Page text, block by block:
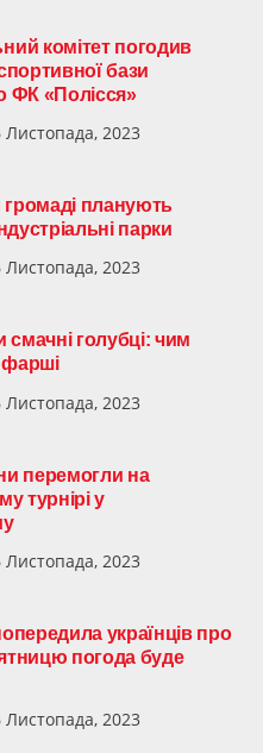
комітет погодив
бази
ФК «Полісся»
2023
громаді планують
парки
2023
смачні голубці: чим
фарші
2023
перемогли на
турнірі у
2023
українців про
погода буде
2023